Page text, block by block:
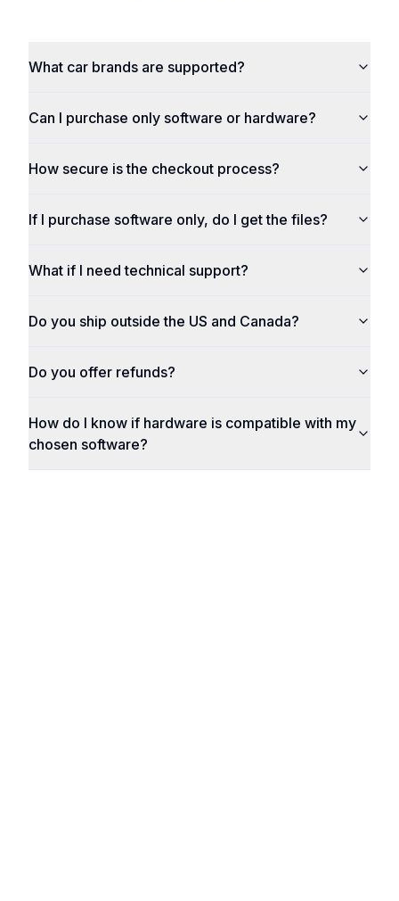
What car brands are supported?
Can I purchase only software or hardware?
How secure is the checkout process?
If I purchase software only, do I get the files?
What if I need technical support?
Do you ship outside the US and Canada?
Do you offer refunds?
How do I know if hardware is compatible with my
chosen software?